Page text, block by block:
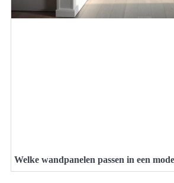
Welke wandpanelen passen in een